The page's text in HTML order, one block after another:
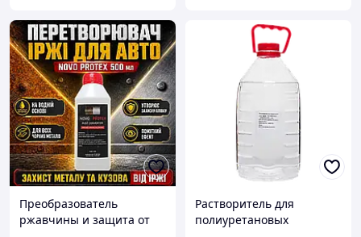
Преобразователь
ржавчины и защита от
Растворитель для
полиуретановых